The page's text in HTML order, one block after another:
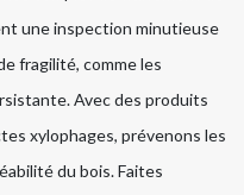
une inspection minutieuse
fragilité, comme les
Avec des produits
xylophages, prévenons les
du bois. Faites